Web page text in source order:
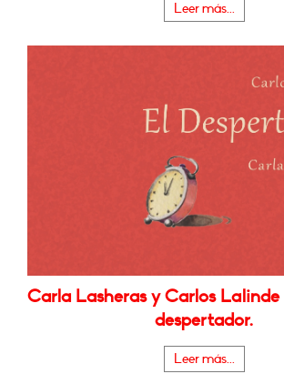
Leer más...
Carla Lasheras y Carlos Lalinde
despertador.
Leer más...